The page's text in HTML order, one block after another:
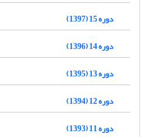
دوره 15 (1397)
دوره 14 (1396)
دوره 13 (1395)
دوره 12 (1394)
دوره 11 (1393)